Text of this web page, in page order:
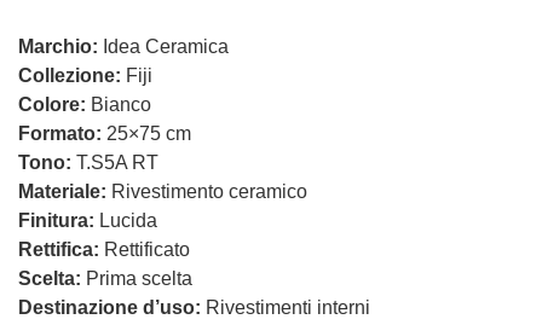
Marchio: Idea Ceramica
Collezione: Fiji
Colore: Bianco
Formato: 25×75 cm
Tono: T.S5A RT
Materiale: Rivestimento ceramico
Finitura: Lucida
Rettifica: Rettificato
Scelta: Prima scelta
Destinazione d’uso: Rivestimenti interni